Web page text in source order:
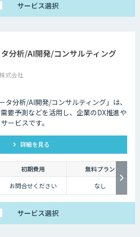
サービス選択
分析/AI開発/コンサルティング
式会社
タ分析/AI開発/コンサルティング」は、
要予測などを活用し、企業のDX推進や
ービスです。
詳細を見る
初期費用
無料プラン
お問合せください なし
サービス選択